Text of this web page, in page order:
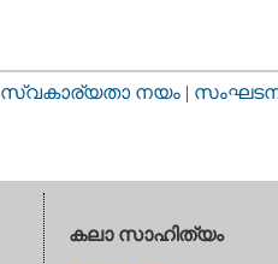
സ്വകാര്യതാ നയം |
കലാ സാഹിത്യം